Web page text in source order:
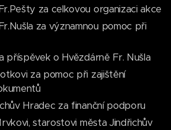
za celkovou organizaci akce
za významnou pomoc při
příspěvek o Hvězdárně Fr. Nušla
za pomoc při zajištění
Hradec za finanční podporu
starostovi města Jindřichův